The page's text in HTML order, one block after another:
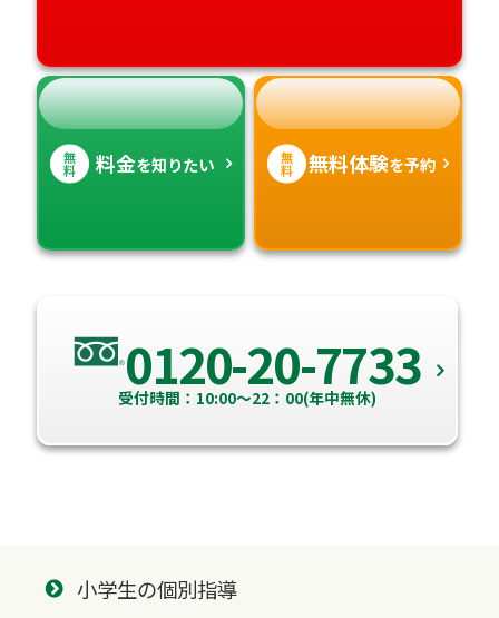
無
料 料金を知りたい 無
料 無料体験を予約
0120-20-7733
受付時間：10:00～22：00(年中無休)
小学生の個別指導